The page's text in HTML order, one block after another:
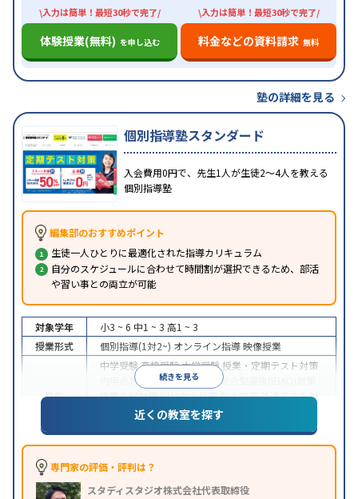
\入力は簡単！最短30秒で完了/
体験授業(無料) を申し込む
\入力は簡単！最短30秒で完了/
料金などの資料請求 無料
塾の詳細を見る
個別指導塾スタンダード
入会費用0円で、先生1人が生徒2〜4人を教える
個別指導塾
編集部のおすすめポイント
生徒一人ひとりに最適化された指導カリキュラム
自分のスケジュールに合わせて時間割が選択できるため、部活
や習い事との両立が可能
続きを見る
対象学年 小3 ~ 6 中1 ~ 3 高1 ~ 3
授業形式
個別指導(1対2~) オンライン指導映像授業
目的
中学受験高校受験大学受験 授業・定期テスト対策
内申点対策
学習習慣の定着
総合型選抜(旧AO)対策
推薦入試対策国公立大対策私大対策共通テスト対
英検(英語検定)対策漢検(漢字検定)対策
特徴
中高一貫校生に対応授業の振替可能不登校生に対
応
学習にPC・タブレットを利用
科目から受講可能
り
近くの教室を探す
専門家の評価・評判は？
スタディスタジオ株式会社代表取締役